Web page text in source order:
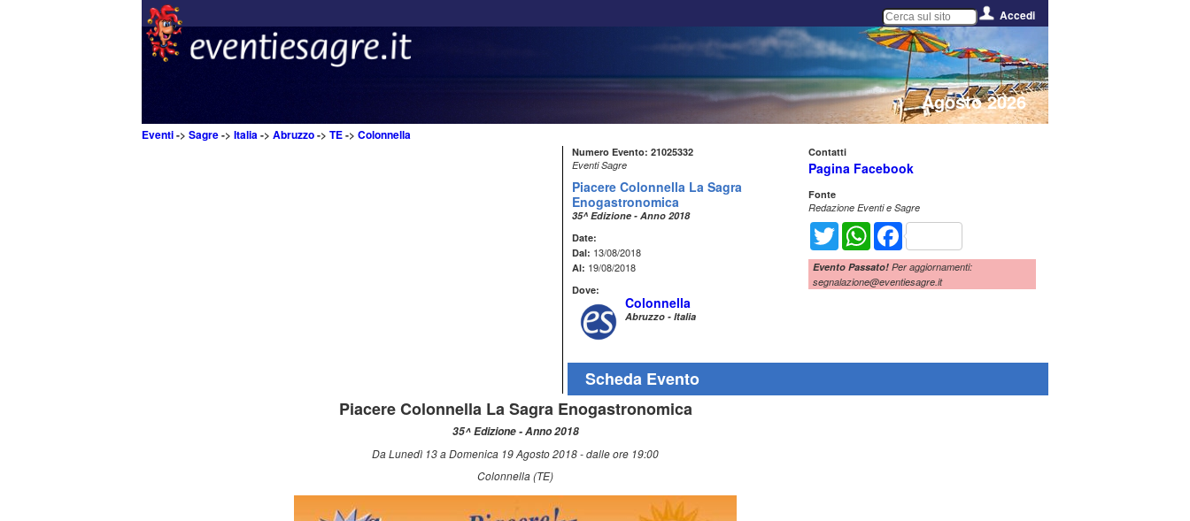
Accedi
Agosto 2026
Eventi-> Sagre-> Italia-> Abruzzo-> TE-> Colonnella
Numero Evento: 21025332
Eventi Sagre
Piacere Colonnella La Sagra
Enogastronomica
35^ Edizione - Anno 2018
Date:
Dal: 13/08/2018
Al: 19/08/2018
Dove:
Colonnella
Abruzzo - Italia
Contatti
Pagina Facebook
Fonte
Redazione Eventi e Sagre
Twitter WhatsAppFacebook
Evento Passato! Per aggiornamenti:
segnalazione@eventiesagre.it
Scheda Evento
Piacere Colonnella La Sagra Enogastronomica
35^ Edizione - Anno 2018
Da Lunedì 13 a Domenica 19 Agosto 2018 - dalle ore 19:00
Colonnella (TE)